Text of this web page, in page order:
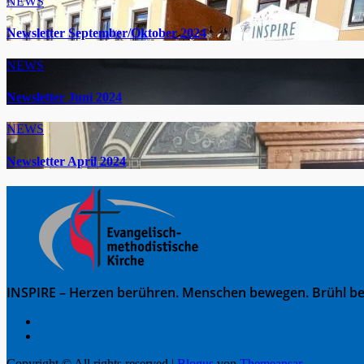
Newsletter September/Oktober 2024
NEWS
Newsletter Juni 2024
NEWS
Newsletter April 2024
INSPIRE – Herzen berühren. Menschen bewegen. Brühl